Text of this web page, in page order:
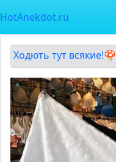
HotAnekdot.ru
Ходють тут всякие!🍄